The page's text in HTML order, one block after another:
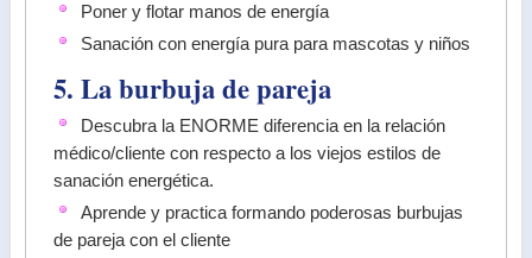
Poner y flotar manos de energía
Sanación con energía pura para mascotas y niños
5. La burbuja de pareja
Descubra la ENORME diferencia en la relación
médico/cliente con respecto a los viejos estilos de
sanación energética.
Aprende y practica formando poderosas burbujas
de pareja con el cliente